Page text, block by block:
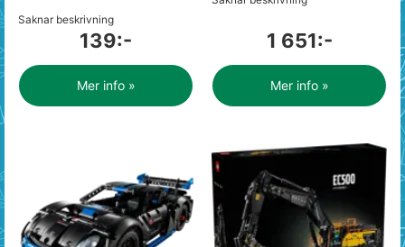
Saknar beskrivning
139:-
Mer info »
1 651:-
Mer info »